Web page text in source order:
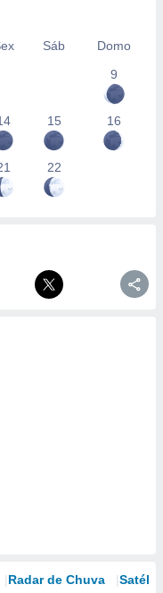
Sáb
Domo
9
15 16
22
Radar de Chuva